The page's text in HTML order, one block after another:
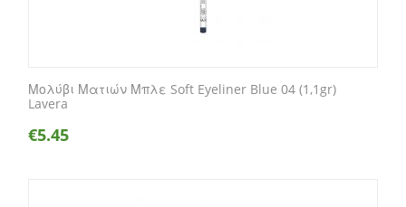
Μολύβι Ματιών Μπλε Soft Eyeliner Blue 04 (1,1gr)
Lavera
€5.45